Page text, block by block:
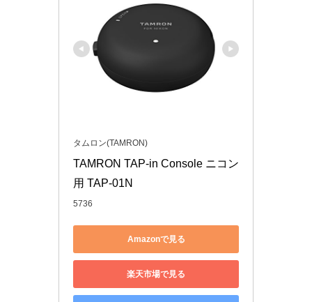
タムロン(TAMRON)
TAMRON TAP-in Console ニコン
用 TAP-01N
5736
Amazonで見る
楽天市場で見る